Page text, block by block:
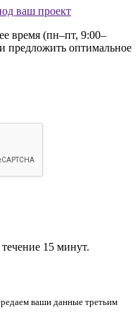
ваш проект
время (пн–пт, 9:00–
предложить оптимальное
15 минут.
ваши данные третьим